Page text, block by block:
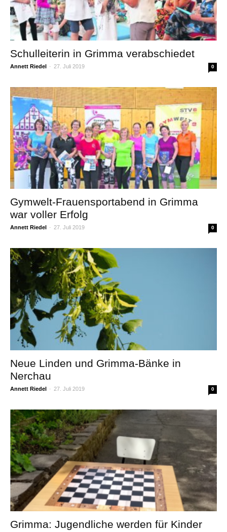
Schulleiterin in Grimma verabschiedet
Annett Riedel - 27. Juli 2019 0
Gymwelt-Frauensportabend in Grimma
war voller Erfolg
Annett Riedel - 27. Juli 2019 0
Neue Linden und Grimma-Bänke in
Nerchau
Annett Riedel - 27. Juli 2019 0
Grimma: Jugendliche werden für Kinder